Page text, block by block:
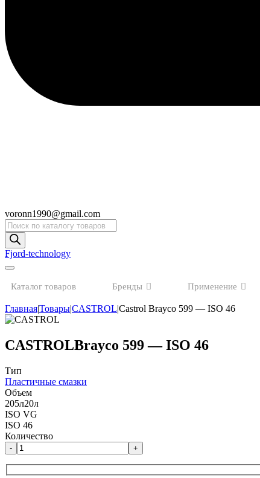
voronn1990@gmail.com
Поиск
товаров
Fjord-technology
Каталог товаров Бренды Применение
Главная|Товары|CASTROL|Castrol Brayco 599 — ISO 46
CASTROLBrayco 599 — ISO 46
Тип
Пластичные смазки
Объем
205л20л
ISO VG
ISO 46
Количество
- +